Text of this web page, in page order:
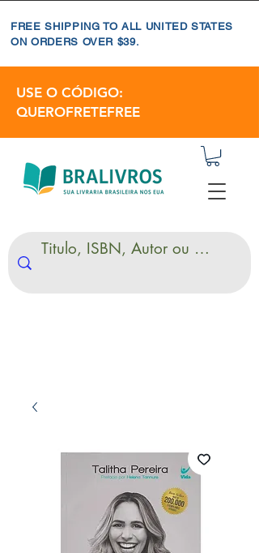
FREE SHIPPING TO ALL UNITED STATES
ON ORDERS OVER $39.
USE O CÓDIGO:
QUEROFRETEFREE